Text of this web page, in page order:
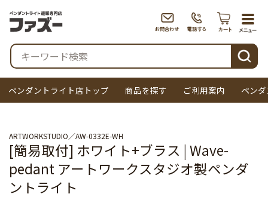
検索
ペンダントライト店トップ 商品を探す ご利用案内 ペン
ARTWORKSTUDIO AW-0332E-WH
[簡易取付] ホワイト+ブラス | Wave-
pedant アートワークスタジオ製ペンダ
ントライト